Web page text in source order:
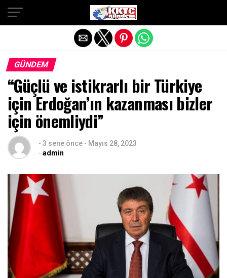
GÜNDEM
“Güçlü ve istikrarlı bir Türkiye
için Erdoğan’ın kazanması bizler
için önemliydi”
- 3 sene önce - Mayıs 28, 2023
- admin
Exit mobile version